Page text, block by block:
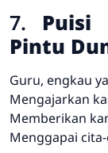
7. Puisi
Pintu
Guru, engkau
Mengajarkan
Memberikan
Menggapai